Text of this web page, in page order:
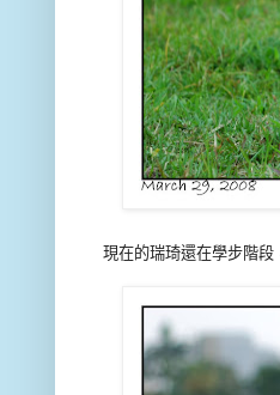
現在的瑞琦還在學步階